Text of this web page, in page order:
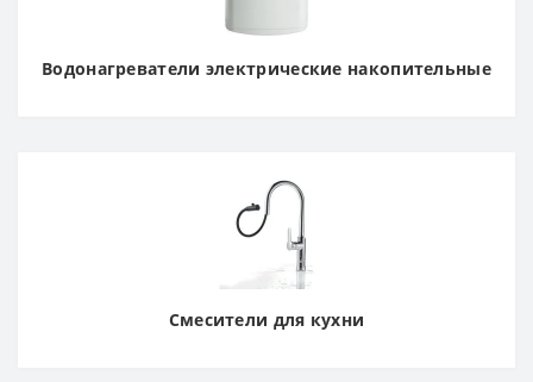
Водонагреватели электрические накопительные
Смесители для кухни